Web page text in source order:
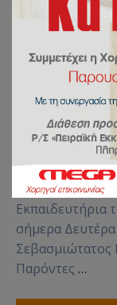
30
Γιακουμόγλου
Έναρξη
Αγιασμός
Τον Αγιασμό
Εκπαιδευτήρια
σήμερα
Σεβασμιώτατος
Παρόντες …